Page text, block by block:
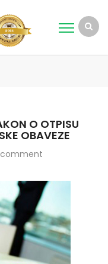
O OTPISU
OBAVEZE